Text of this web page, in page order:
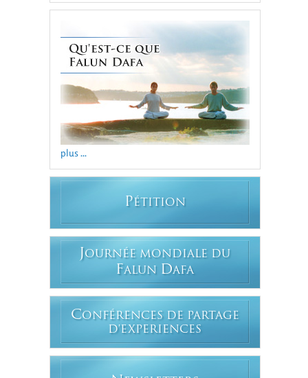
plus ...
PÉTITION
JOURNÉE MONDIALE DU
FALUN DAFA
CONFÉRENCES DE PARTAGE
D'EXPERIENCES